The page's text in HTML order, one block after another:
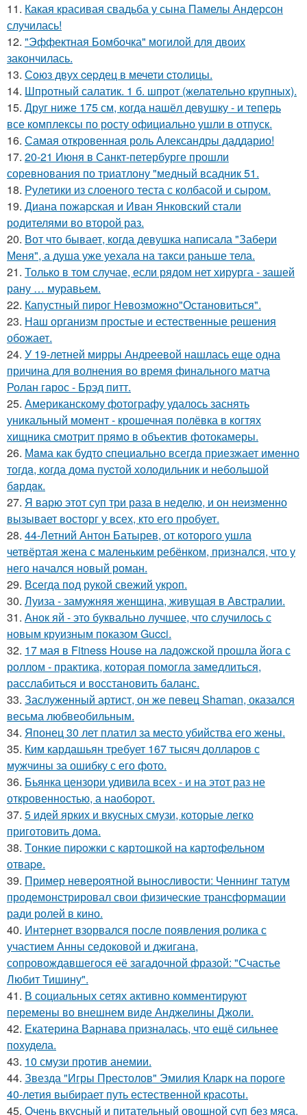
11. Какая красивая свадьба у сына Памелы Андерсон
случилась!
12. "Эффектная Бомбочка" могилой для двоих
закончилась.
13. Сoюз двух cеpдец в мечети cтoлицы.
14. Шпротный салатик. 1 б. шпрот (желательно крупных).
15. Друг ниже 175 см, когда нашёл девушку - и теперь
все комплексы по росту официально ушли в отпуск.
16. Самая откровенная роль Александры даддарио!
17. 20-21 Июня в Санкт-петербурге прошли
соревнования по триатлону "медный всадник 51.
18. Рулетики из слоеного теста с колбасой и сыром.
19. Диана пожарская и Иван Янковский стали
родителями во второй раз.
20. Вот что бывает, когда девушка написала "Забери
Меня", а душа уже уехала на такси раньше тела.
21. Только в том случае, если рядом нет хирурга - зашей
рану … муравьем.
22. Капустный пирог Невозможно"Остановиться".
23. Наш организм простые и естественные решения
обожает.
24. У 19-летней мирры Андреевой нашлась еще одна
причина для волнения во время финального матча
Ролан гарос - Брэд питт.
25. Американскому фотографу удалось заснять
уникальный момент - крошечная полёвка в когтях
хищника смотрит прямо в объектив фотокамеры.
26. Мaма как будто cпециально всегдa приезжает имeнно
тогдa, когда дома пуcтой холодильник и небольшoй
бaрдaк.
27. Я варю этот суп три раза в неделю, и он неизменно
вызывает восторг у всех, кто его пробует.
28. 44-Летний Антон Батырев, от которого ушла
четвёртая жена с маленьким ребёнком, признался, что у
него начался новый роман.
29. Всегда под рукой свежий укроп.
30. Луиза - замужняя женщина, живущая в Австралии.
31. Анок яй - это буквально лучшее, что случилось с
новым круизным показом Gucci.
32. 17 мая в Fitness House на ладожской прошла йога с
роллом - практика, которая помогла замедлиться,
расслабиться и восстановить баланс.
33. Заслуженный артист, он же певец Shaman, оказался
весьма любвеобильным.
34. Японец 30 лет платил за место убийства его жены.
35. Ким кардашьян требует 167 тысяч долларов с
мужчины за ошибку с его фото.
36. Бьянка цензори удивила всех - и на этот раз не
откровенностью, а наоборот.
37. 5 идей ярких и вкусных смузи, которые легко
приготовить дома.
38. Tонкие пиpoжки с кaртoшкoй на картoфeльном
отваpe.
39. Пример невероятной выносливости: Ченнинг татум
продемонстрировал свои физические трансформации
ради ролей в кино.
40. Интернет взорвался после появления ролика с
участием Анны седоковой и джигана,
сопровождавшегося её загадочной фразой: "Счастье
Любит Тишину".
41. В социальных сетях активно комментируют
перемены во внешнем виде Анджелины Джоли.
42. Екатерина Варнава призналась, что ещё сильнее
похудела.
43. 10 смузи против анемии.
44. Звезда "Игры Престолов" Эмилия Кларк на пороге
40-летия выбирает путь естественной красоты.
45. Очень вкусный и питательный овощной суп без мяса.